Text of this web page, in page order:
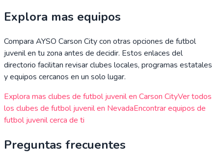
Explora mas equipos
Compara AYSO Carson Citycon otras opciones de futbol
juvenil en tu zona antes de decidir. Estos enlaces del
directorio facilitan revisar clubes locales, programas estatales
y equipos cercanos en un solo lugar.
Explora mas clubes de futbol juvenil en Carson CityVer todos
los clubes de futbol juvenil en NevadaEncontrar equipos de
futbol juvenil cerca de ti
Preguntas frecuentes